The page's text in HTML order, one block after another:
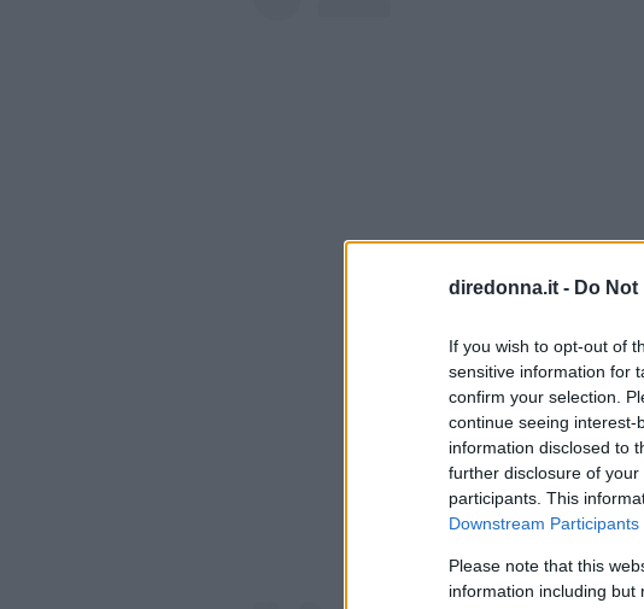
diredonna.it - Do
If you wish to opt-out of
sensitive information for
confirm your selection.
continue seeing
information disclosed to
further disclosure of your
participants. This
Downstream Participants
Please note that this
information including but
Visualizza questo